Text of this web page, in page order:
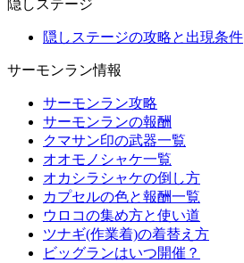
隠しステージ
隠しステージの攻略と出現条件
サーモンラン情報
サーモンラン攻略
サーモンランの報酬
クマサン印の武器一覧
オオモノシャケ一覧
オカシラシャケの倒し方
カプセルの色と報酬一覧
ウロコの集め方と使い道
ツナギ(作業着)の着替え方
ビッグランはいつ開催？